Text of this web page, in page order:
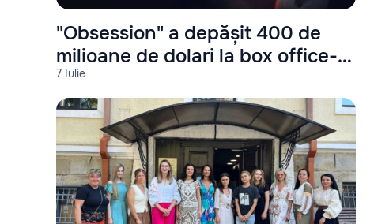
7 Iulie
"Obsession" a depășit 400 de
milioane de dolari la box office-ul
mondial